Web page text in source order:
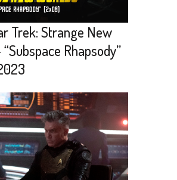
Trek: Strange New
Rhapsody”